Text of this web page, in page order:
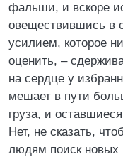
фальши, и вскоре
овеществившись в
усилием, которое
оценить, –
на сердце у
мешает в пути
груза, и
Нет, не сказать,
людям поиск новых